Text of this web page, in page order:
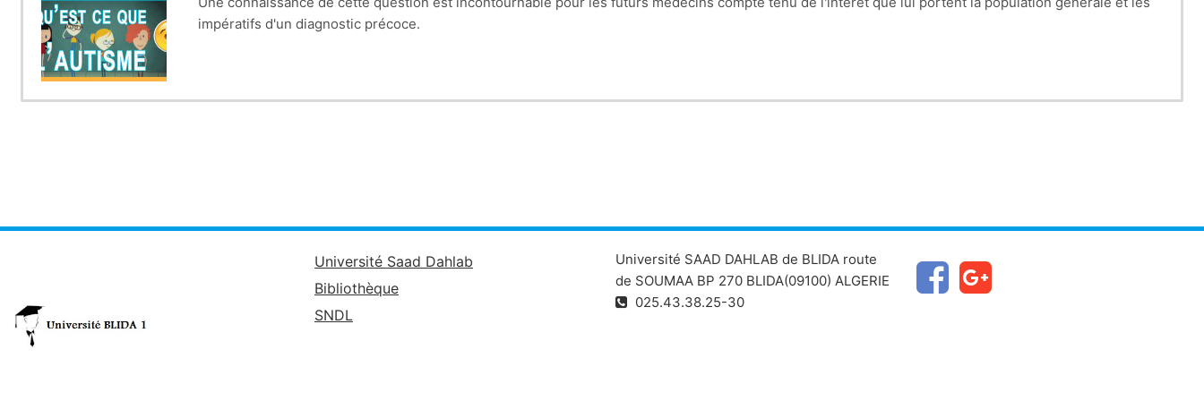
impératifs d'un diagnostic précoce.
Université Saad Dahlab
Bibliothèque
SNDL
Université SAAD DAHLAB de BLIDA route
de SOUMAA BP 270 BLIDA(09100) ALGERIE
025.43.38.25-30